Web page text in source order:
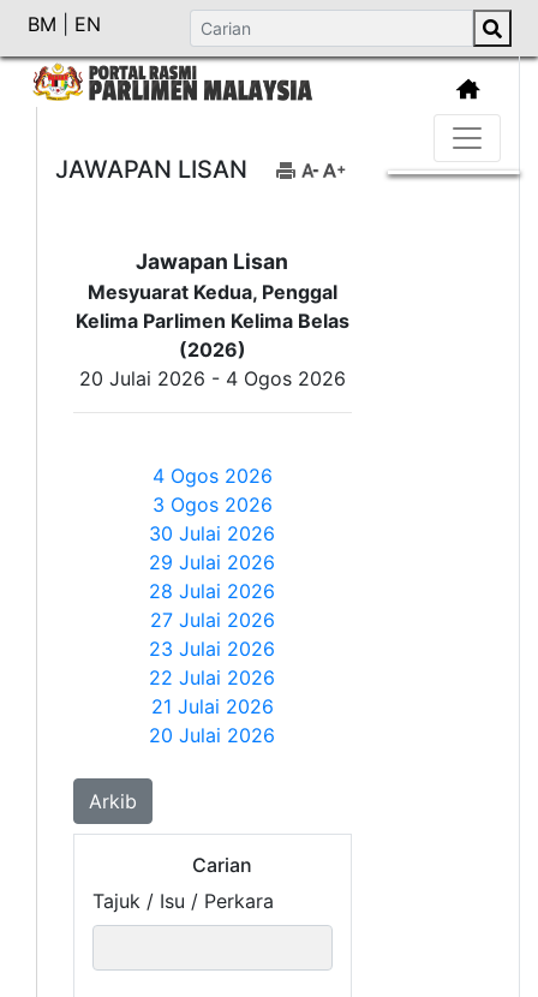
BM EN
JAWAPAN LISAN
Jawapan Lisan
Mesyuarat Kedua, Penggal
Kelima Parlimen Kelima Belas
(2026)
20 Julai 2026 - 4 Ogos 2026
4 Ogos 2026
3 Ogos 2026
30 Julai 2026
29 Julai 2026
28 Julai 2026
27 Julai 2026
23 Julai 2026
22 Julai 2026
21 Julai 2026
20 Julai 2026
Arkib
Carian
Tajuk / Isu / Perkara